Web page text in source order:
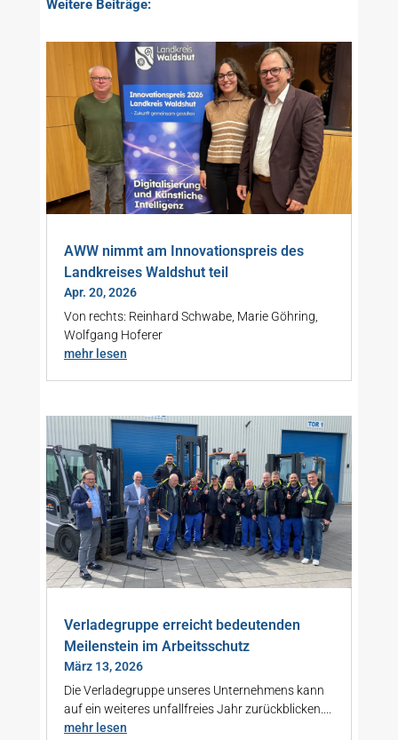
Weitere Beiträge:
AWW nimmt am Innovationspreis des
Landkreises Waldshut teil
Apr. 20, 2026
Von rechts: Reinhard Schwabe, Marie Göhring,
Wolfgang Hoferer
mehr lesen
Verladegruppe erreicht bedeutenden
Meilenstein im Arbeitsschutz
März 13, 2026
Die Verladegruppe unseres Unternehmens kann
auf ein weiteres unfallfreies Jahr zurückblicken....
mehr lesen